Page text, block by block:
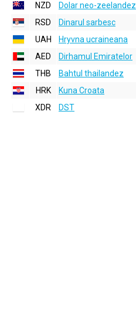
NZD
Dolar neo-zeelandez
RSD
Dinarul sarbesc
UAH
Hryvna ucraineana
AED
Dirhamul Emiratelor
THB
Bahtul thailandez
HRK
Kuna Croata
XDR
DST